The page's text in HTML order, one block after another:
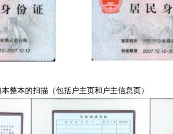
整本的扫描（包括户主页和户主信息页）